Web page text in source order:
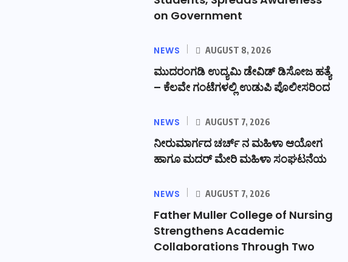
on Government
NEWS AUGUST 8, 2026
ಮುದರಂಗಡಿ ಉದ್ಯಮಿ ಡೇವಿಡ್ ಡಿಸೋಜ ಹತ್ಯೆ
– ಕೆಲವೇ ಗಂಟೆಗಳಲ್ಲಿ ಉಡುಪಿ ಪೊಲೀಸರಿಂದ
NEWS AUGUST 7, 2026
ನೀರುಮಾರ್ಗದ ಚರ್ಚ್ ನ ಮಹಿಳಾ ಆಯೋಗ
ಹಾಗೂ ಮದರ್ ಮೇರಿ ಮಹಿಳಾ ಸಂಘಟನೆಯ
NEWS AUGUST 7, 2026
Father Muller College of Nursing
Strengthens Academic
Collaborations Through Two